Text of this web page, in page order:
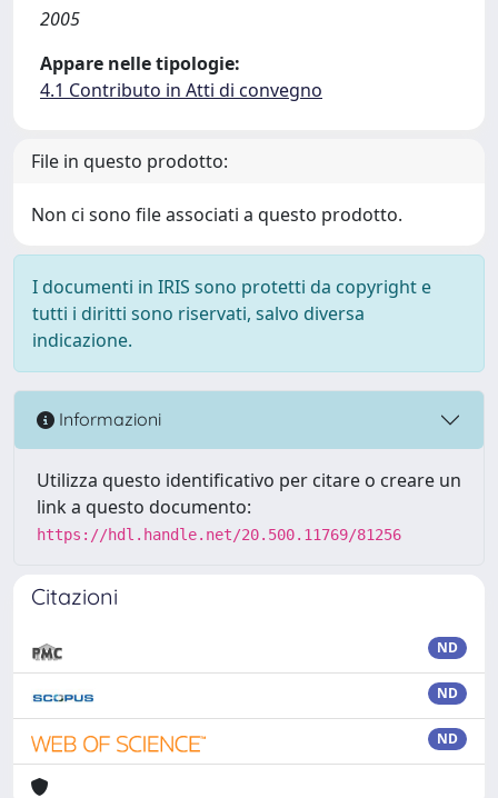
2005
Appare nelle tipologie:
4.1 Contributo in Atti di convegno
File in questo prodotto:
Non ci sono file associati a questo prodotto.
I documenti in IRIS sono protetti da copyright e
tutti i diritti sono riservati, salvo diversa
indicazione.
Informazioni
Utilizza questo identificativo per citare o creare un
link a questo documento:
https://hdl.handle.net/20.500.11769/81256
Citazioni
ND
ND
ND